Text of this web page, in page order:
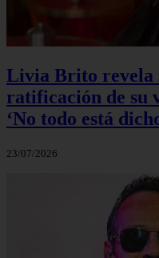
Livia Brito revela
ratificación de su
‘No todo está
23/07/2026